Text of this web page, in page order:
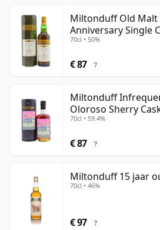
Miltonduff Old Malt
Anniversary Single
13 jaar oud
70cl • 50%
€ 87 ?
Miltonduff
Oloroso Sherry
jaar oud
70cl • 59.4%
€ 87 ?
Miltonduff 15 jaar
70cl • 46%
€ 97 ?